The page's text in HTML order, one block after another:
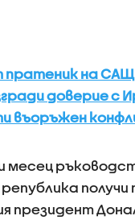
пратеник на
доверие с
въоръжен
месец
получи
президент